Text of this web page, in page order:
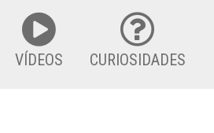
VÍDEOS CURIOSIDADES